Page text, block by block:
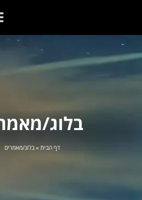
בלוג/
דף הבית »בלוג/מאמרים